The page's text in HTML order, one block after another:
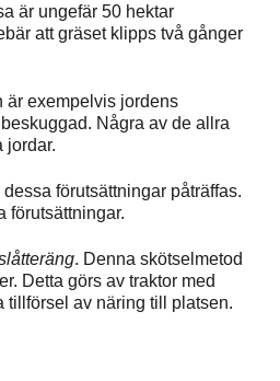
är ungefär 50 hektar
att gräset klipps två gånger
är exempelvis jordens
Några av de allra
jordar.
förutsättningar påträffas.
förutsättningar.
. Denna skötselmetod
Detta görs av traktor med
tillförsel av näring till platsen.